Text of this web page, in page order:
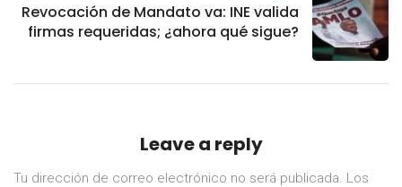
Revocación de Mandato va: INE valida
firmas requeridas; ¿ahora qué sigue?
Leave a reply
Tu dirección de correo electrónico no será publicada. Los